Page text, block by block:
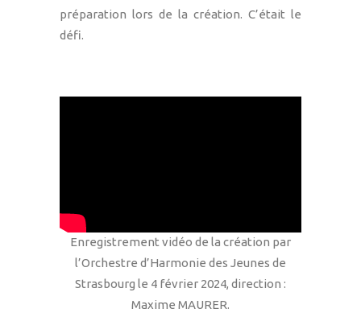
préparation lors de la création. C’était le
défi.
Enregistrement vidéo de la création par
l’Orchestre d’Harmonie des Jeunes de
Strasbourg le 4 février 2024, direction :
Maxime MAURER.